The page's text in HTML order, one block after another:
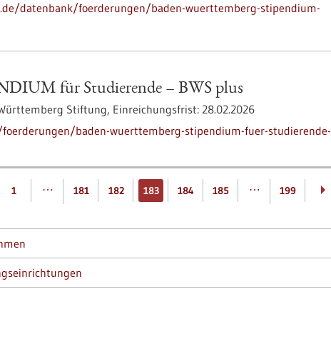
datenbank/foerderungen/baden-wuerttemberg-stipendium-
für Studierende – BWS plus
Stiftung, Einreichungsfrist: 28.02.2026
baden-wuerttemberg-stipendium-fuer-studierende-
1 … 181 182 183 184 185 … 199